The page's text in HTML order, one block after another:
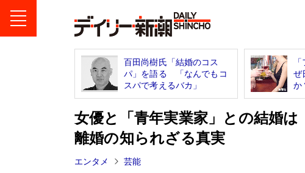
百田尚樹氏「結婚のコス
パ」を語る 「なんでもコ
スパで考えるバカ」
ぜ
か
女優と「青年実業家」との結婚
離婚の知られざる真実
エンタメ 芸能